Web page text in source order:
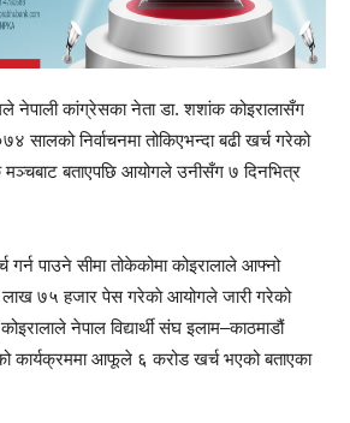
नेपाली कांग्रेसका नेता डा. शशांक कोइरालासँग
सालको निर्वाचनमा तोकिएभन्दा बढी खर्च गरेको
मञ्चबाट बताएपछि आयोगले उनीसँग ७ दिनभित्र
पाउने सीमा तोकेकोमा कोइरालाले आफ्नो
लाख ७५ हजार पेस गरेकाे आयोगले जारी गरेको
नेपाल विद्यार्थी संघ इलाम–काठमाडौं
कार्यक्रममा आफूले ६ करोड खर्च भएको बताएका